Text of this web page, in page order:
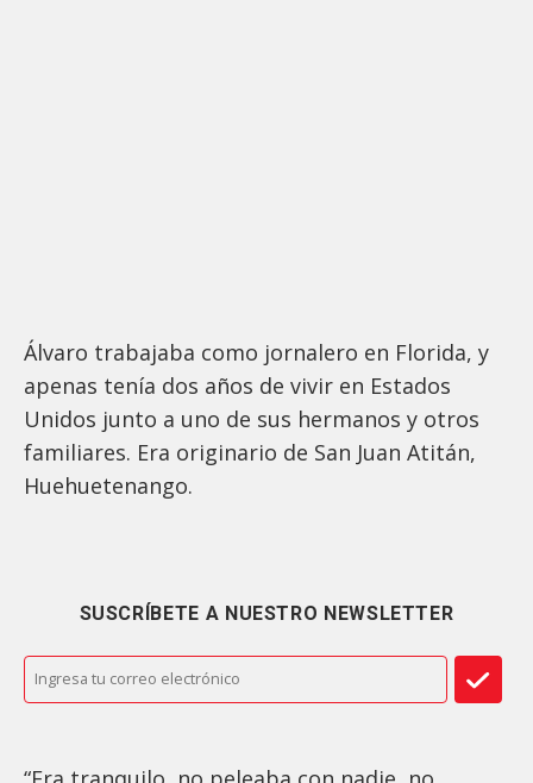
Álvaro trabajaba como jornalero en Florida, y
apenas tenía dos años de vivir en Estados
Unidos junto a uno de sus hermanos y otros
familiares. Era originario de San Juan Atitán,
Huehuetenango.
SUSCRÍBETE A NUESTRO NEWSLETTER